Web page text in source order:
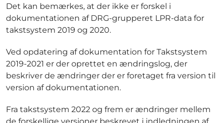
Det kan bemærkes, at der ikke er forskel i
dokumentationen af DRG-grupperet LPR-data for
takstsystem 2019 og 2020.
Ved opdatering af dokumentation for Takstsystem
2019-2021 er der oprettet en ændringslog, der
beskriver de ændringer der er foretaget fra version til
version af dokumentationen.
Fra takstsystem 2022 og frem er ændringer mellem